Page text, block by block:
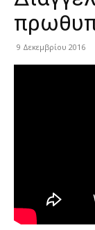
9 Δεκεμβρίου 2016